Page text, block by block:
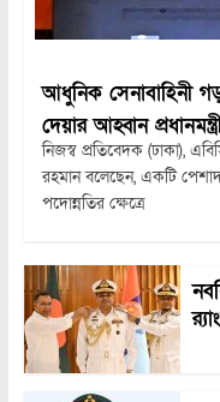
আধুনিক সেনাবাহিনী
দেয়ার আহ্বান
নিজস্ব প্রতিবেদক (ঢাকা),
রহমান বলেছেন, একটি
পদোন্নতির ক্ষেত্রে